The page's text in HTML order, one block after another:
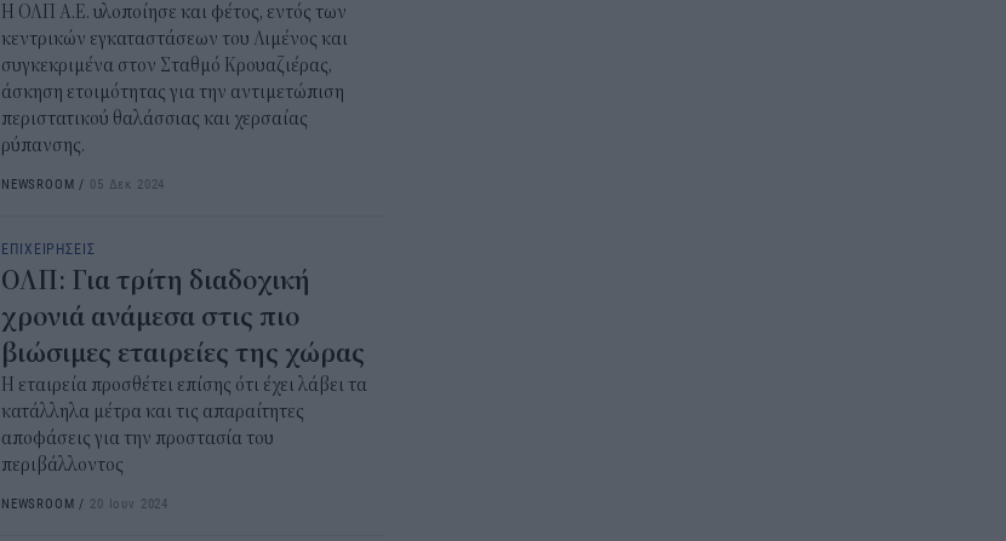
Η ΟΛΠ Α.Ε. υλοποίησε και φέτος, εντός των
κεντρικών εγκαταστάσεων του Λιμένος και
συγκεκριμένα στον Σταθμό Κρουαζιέρας,
άσκηση ετοιμότητας για την αντιμετώπιση
περιστατικού θαλάσσιας και χερσαίας
ρύπανσης.
NEWSROOM / 05 Δεκ 2024
ΕΠΙΧΕΙΡΗΣΕΙΣ
ΟΛΠ: Για τρίτη διαδοχική
χρονιά ανάμεσα στις πιο
βιώσιμες εταιρείες της χώρας
Η εταιρεία προσθέτει επίσης ότι έχει λάβει τα
κατάλληλα μέτρα και τις απαραίτητες
αποφάσεις για την προστασία του
περιβάλλοντος
NEWSROOM / 20 Ιουν 2024